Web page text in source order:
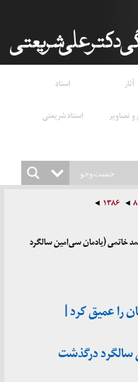
آثار
اسناد
و تصاویر
استاد شریعتی
۱۳۸۶
خاتمی (یادمان سی‌امین سالگرد
را عمیق کرد |
درگذشت